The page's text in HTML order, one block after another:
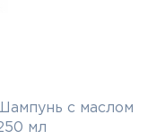
с маслом
мл